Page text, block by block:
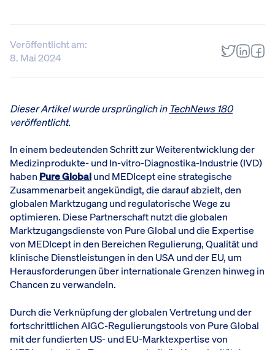
Veröffentlicht am:
8. Mai 2024
Dieser Artikel wurde ursprünglich in TechNews 180
veröffentlicht.
In einem bedeutenden Schritt zur Weiterentwicklung der
Medizinprodukte- und In-vitro-Diagnostika-Industrie (IVD)
haben Pure Globalund MEDIcept eine strategische
Zusammenarbeit angekündigt, die darauf abzielt, den
globalen Marktzugang und regulatorische Wege zu
optimieren. Diese Partnerschaft nutzt die globalen
Marktzugangsdienste von Pure Global und die Expertise
von MEDIcept in den Bereichen Regulierung, Qualität und
klinische Dienstleistungen in den USA und der EU, um
Herausforderungen über internationale Grenzen hinweg in
Chancen zu verwandeln.
Durch die Verknüpfung der globalen Vertretung und der
fortschrittlichen AIGC-Regulierungstools von Pure Global
mit der fundierten US- und EU-Marktexpertise von